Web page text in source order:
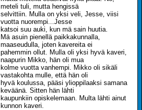
meteli tuli, mutta hengissä
selvittiin. Mulla on yksi veli, Jesse, viisi
vuotta nuorempi...Jesse
katsoi suu auki, kun mä sain huutia.
Mä asuin pienellä paikkakunnalla,
maaseudulla, joten kavereita ei
pahemmin ollut. Mulla oli yksi hyvä kaveri,
naapurin Mikko, hän oli mua
kolme vuotta vanhempi. Mikko oli sikäli
vastakohta mulle, että hän oli
hyvä koulussa, pääsi ylioppilaaksi samana
keväänä. Sitten hän lähti
kaupunkiin opiskelemaan. Multa lähti ainut
kunnon kaveri.